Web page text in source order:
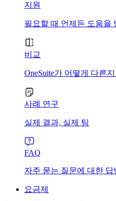
지원
필요할 때 언제든 도움을
비교
OneSuite가 어떻게 다른
사례 연구
실제 결과, 실제 팀
FAQ
자주 묻는 질문에 대한 답
요금제